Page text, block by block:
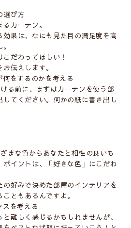
選び方
カーテン。
果は、なにも見た目の満足度を高
だわってほしい！
伝えします。
をするのかを考える
る前に、まずはカーテンを使う部
てください。何かの紙に書き出し
まな色からあなたと相性の良いも
ポイントは、「好きな色」にこだわ
好みで決めた部屋のインテリアを
ともあるんですよ。
を考える
と難しく感じるかもしれませんが、